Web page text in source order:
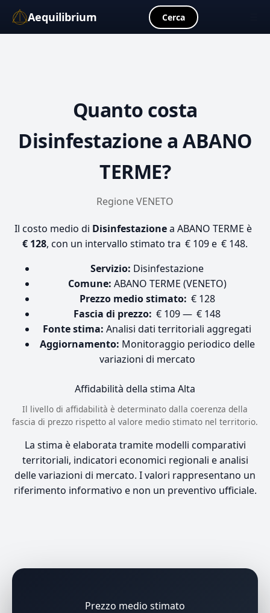
Aequilibrium Cerca
Quanto costa
Disinfestazione a ABANO
TERME?
Regione VENETO
Il costo medio di Disinfestazionea ABANO TERME è
€ 128, con un intervallo stimato tra € 109 e € 148.
Servizio: Disinfestazione
Comune: ABANO TERME (VENETO)
Prezzo medio stimato: € 128
Fascia di prezzo: € 109 — € 148
Fonte stima: Analisi dati territoriali aggregati
Aggiornamento: Monitoraggio periodico delle
variazioni di mercato
Affidabilità della stima Alta
Il livello di affidabilità è determinato dalla coerenza della
fascia di prezzo rispetto al valore medio stimato nel territorio.
La stima è elaborata tramite modelli comparativi
territoriali, indicatori economici regionali e analisi
delle variazioni di mercato. I valori rappresentano un
riferimento informativo e non un preventivo ufficiale.
Prezzo medio stimato